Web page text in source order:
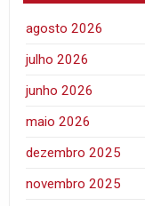
agosto 2026
julho 2026
junho 2026
maio 2026
dezembro 2025
novembro 2025